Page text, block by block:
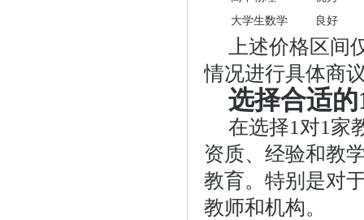
大学生数学
良好
上述价格区间
情况进行具体商
选择合适
在选择1对1家
资质、经验和教
教育。特别是对
教师和机构。